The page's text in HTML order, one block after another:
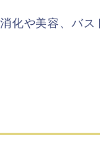
化や美容、バ